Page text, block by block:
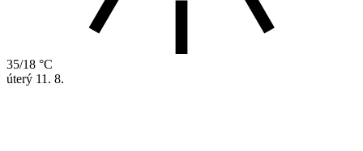
35/18 °C
úterý 11. 8.